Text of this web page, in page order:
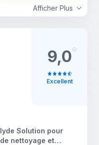
Afficher Plus
Solution pour
nettoyage et
9,0
Excellent